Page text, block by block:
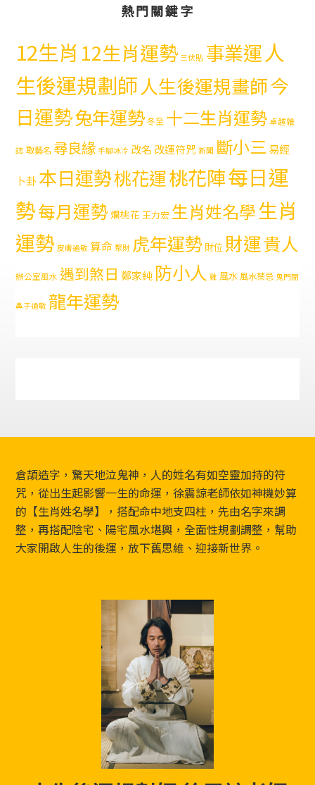
熱門關鍵字
12生肖 12生肖運勢 三伏貼 事業運人
生後運規劃師 人生後運規畫師今
日運勢兔年運勢冬至 十二生肖運勢 卓越雜
誌 取藝名 尋良緣 手腳冰冷 改名 改運符咒 新聞 斷小三易經
卜卦本日運勢桃花運桃花陣每日運
勢每月運勢 爛桃花 王力宏 生肖姓名學生肖
運勢 皮膚過敏 算命 聚財 虎年運勢 財位 財運貴人
辦公室風水 遇到煞日 鄭家純 防小人 雞 風水 風水禁忌 鬼門開
鼻子過敏 龍年運勢
Footer
倉頡造字，驚天地泣鬼神，人的姓名有如空靈加持的符
咒，從出生起影響一生的命運，徐震諒老師依如神機妙算
的【生肖姓名學】，搭配命中地支四柱，先由名字來調
整，再搭配陰宅、陽宅風水堪輿，全面性規劃調整，幫助
大家開啟人生的後運，放下舊思維、迎接新世界。